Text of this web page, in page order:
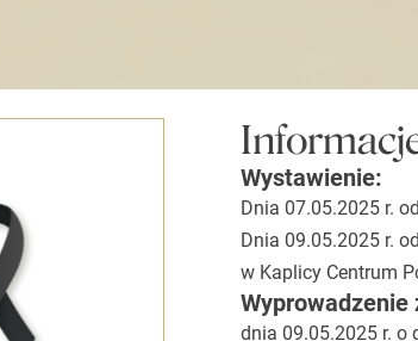
Wystawienie:
Dnia 07.05.2025 r.
Dnia 09.05.2025 r.
w Kaplicy Centrum
Wyprowadzenie
dnia 09.05.2025 r. o